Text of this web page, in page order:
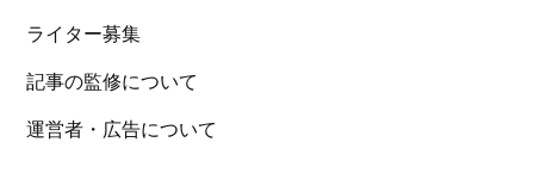
ライター募集
記事の監修について
運営者・広告について